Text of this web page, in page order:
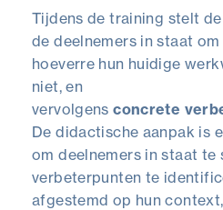
Tijdens de training stelt
de deelnemers in staat
hoeverre hun huidige
niet, en
vervolgensconcrete
De didactische aanpak is
om deelnemers in staat te
verbeterpunten te
afgestemd op hun